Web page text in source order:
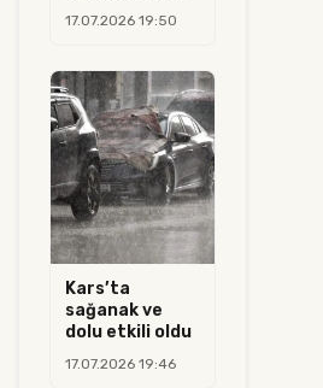
17.07.2026 19:50
Kars’ta
sağanak ve
dolu etkili oldu
17.07.2026 19:46